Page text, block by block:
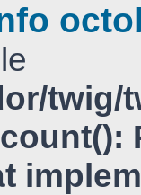
count():